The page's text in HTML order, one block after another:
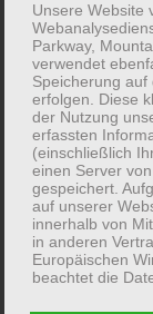
Für eine
Hiermit
genommen
Nach Ihrer
damit
Unsere Website
Parkway,
verwendet
Speicherung auf
erfolgen. Diese
der Nutzung
erfassten
(einschließlich
einen Server
gespeichert.
auf unserer
innerhalb von
in anderen
Europäischen
beachtet die